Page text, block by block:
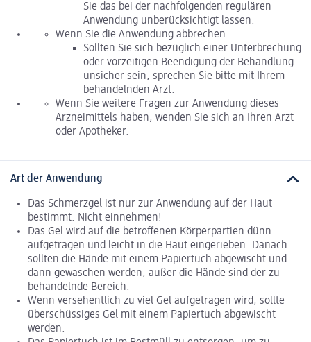
Sie das bei der nachfolgenden regulären
Anwendung unberücksichtigt lassen.
Wenn Sie die Anwendung abbrechen
Sollten Sie sich bezüglich einer Unterbrechung
oder vorzeitigen Beendigung der Behandlung
unsicher sein, sprechen Sie bitte mit Ihrem
behandelnden Arzt.
Wenn Sie weitere Fragen zur Anwendung dieses
Arzneimittels haben, wenden Sie sich an Ihren Arzt
oder Apotheker.
Art der Anwendung
Das Schmerzgel ist nur zur Anwendung auf der Haut
bestimmt. Nicht einnehmen!
Das Gel wird auf die betroffenen Körperpartien dünn
aufgetragen und leicht in die Haut eingerieben. Danach
sollten die Hände mit einem Papiertuch abgewischt und
dann gewaschen werden, außer die Hände sind der zu
behandelnde Bereich.
Wenn versehentlich zu viel Gel aufgetragen wird, sollte
überschüssiges Gel mit einem Papiertuch abgewischt
werden.